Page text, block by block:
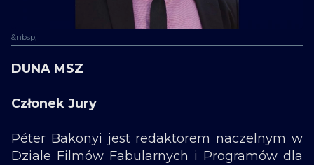
&nbsp;
DUNA MSZ
Członek Jury
Péter Bakonyi jest redaktorem naczelnym w
Dziale Filmów Fabularnych i Programów dla